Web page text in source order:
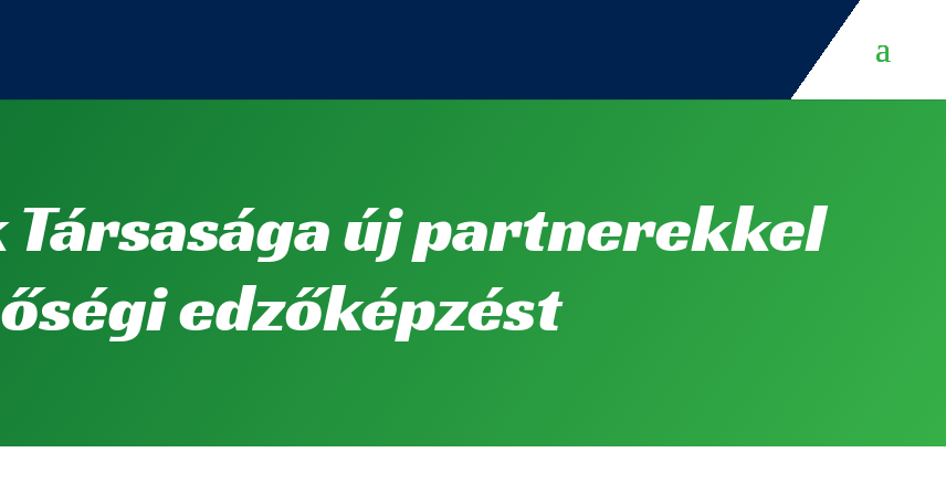
Társasága új partnerekkel
edzőképzést